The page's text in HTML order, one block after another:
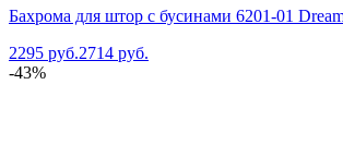
Бахрома для штор с бусинами 6201-01
2295 руб.2714 руб.
-43%